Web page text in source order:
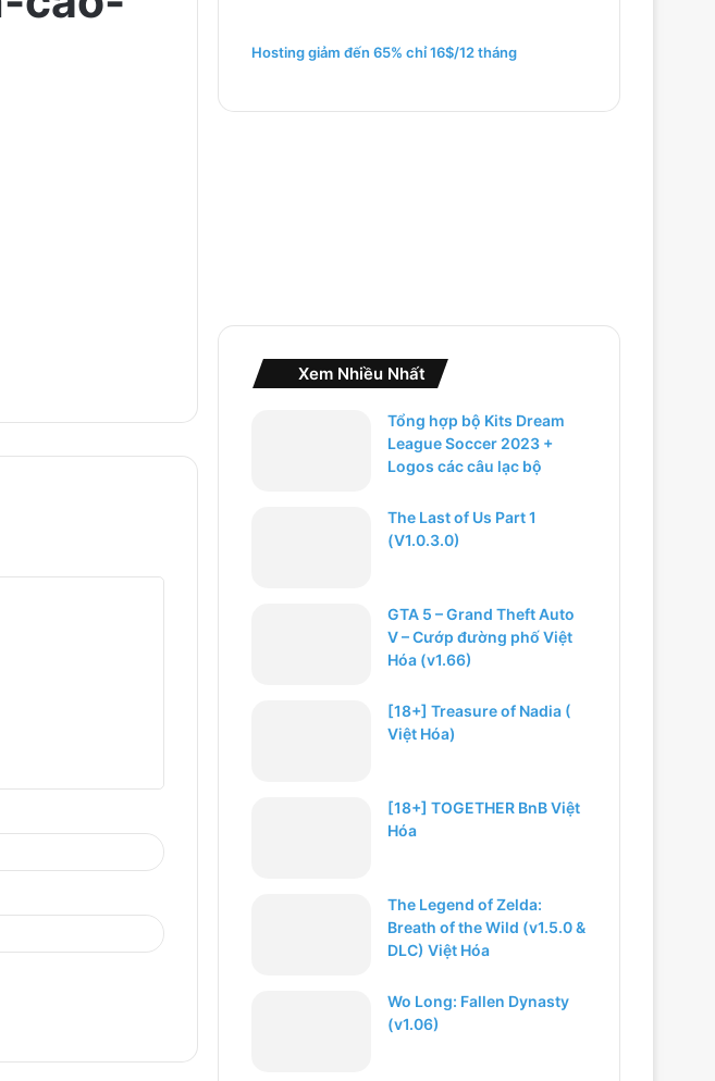
h
Hosting giảm đến 65% chỉ 16$/12 tháng
Xem Nhiều Nhất
Tổng hợp bộ Kits Dream
League Soccer 2023 +
Logos các câu lạc bộ
The Last of Us Part 1
(V1.0.3.0)
GTA 5 – Grand Theft Auto
V – Cướp đường phố Việt
Hóa (v1.66)
[18+] Treasure of Nadia (
Việt Hóa)
[18+] TOGETHER BnB Việt
Hóa
The Legend of Zelda:
Breath of the Wild (v1.5.0 &
DLC) Việt Hóa
Wo Long: Fallen Dynasty
(v1.06)